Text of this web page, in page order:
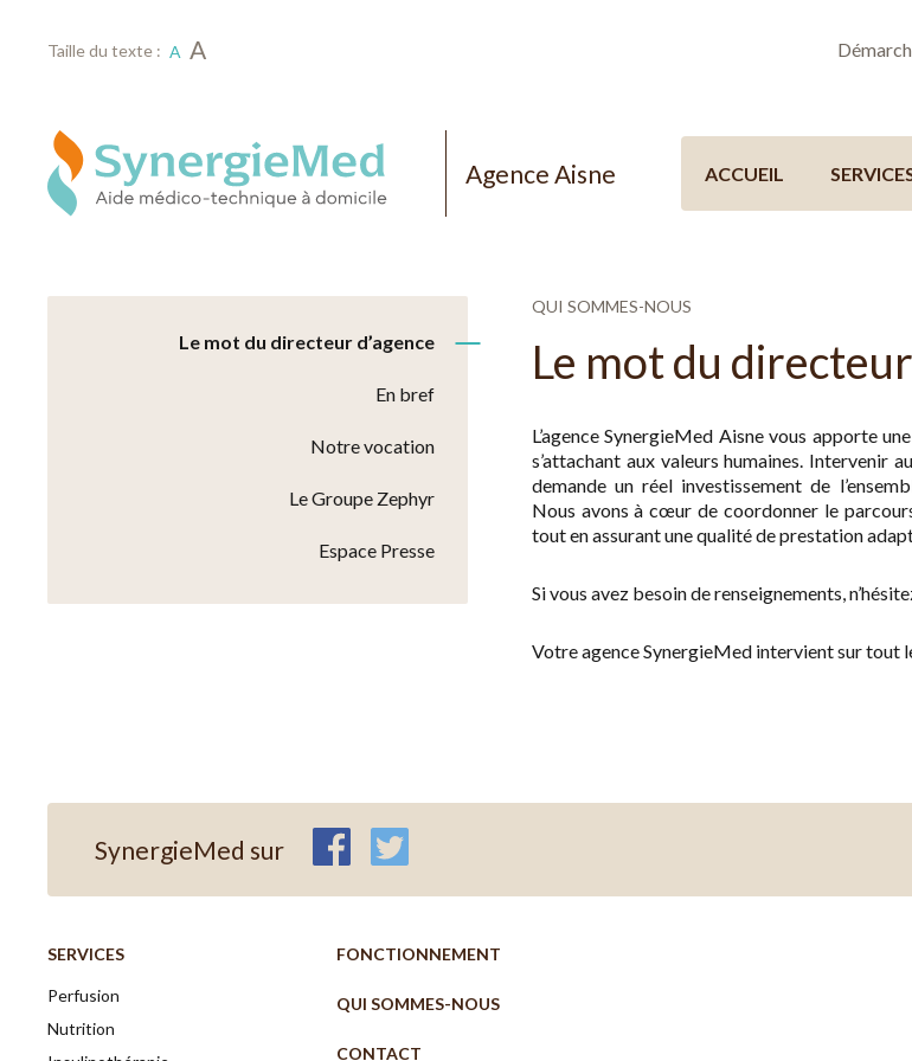
Agence Aisne ACCUEIL
Taille du texte : A A
QUI SOMMES-NOUS
Le mot du directeur d’agence
En bref
Notre vocation
Le Groupe Zephyr
Espace Presse
Le mot du directeur
L’agence SynergieMed Aisne vous apporte
s’attachant aux valeurs humaines. Intervenir
demande un réel investissement de
Nous avons à cœur de coordonner le
tout en assurant une qualité de prestation
Si vous avez besoin de renseignements,
Votre agence SynergieMed intervient sur tout
SynergieMed sur
SERVICES
Perfusion
Nutrition
FONCTIONNEMENT
QUI SOMMES-NOUS
CONTACT